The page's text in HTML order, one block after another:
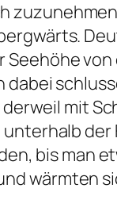
dabei
mit
bis man
wärmten